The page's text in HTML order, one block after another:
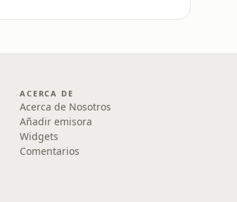
ACERCA DE
Acerca de Nosotros
Añadir emisora
Widgets
Comentarios